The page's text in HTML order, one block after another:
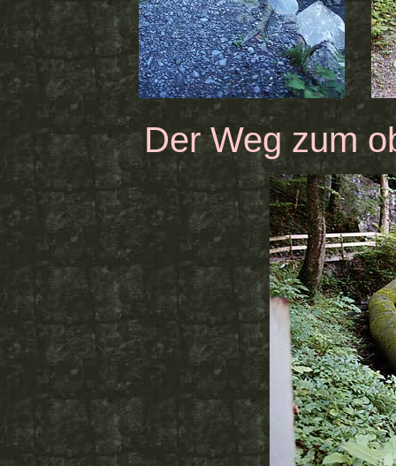
Der Weg zum